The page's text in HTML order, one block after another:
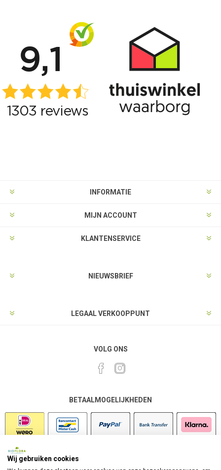
INFORMATIE
MIJN ACCOUNT
KLANTENSERVICE
NIEUWSBRIEF
LEGAAL VERKOOPPUNT
VOLG ONS
BETAALMOGELIJKHEDEN
Wij gebruiken cookies